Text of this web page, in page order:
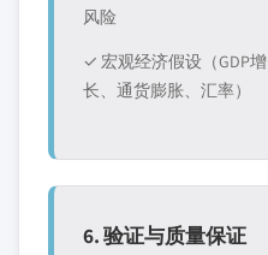
风险
✓ 宏观经济假设（GDP增
长、通货膨胀、汇率）
6. 验证与质量保证